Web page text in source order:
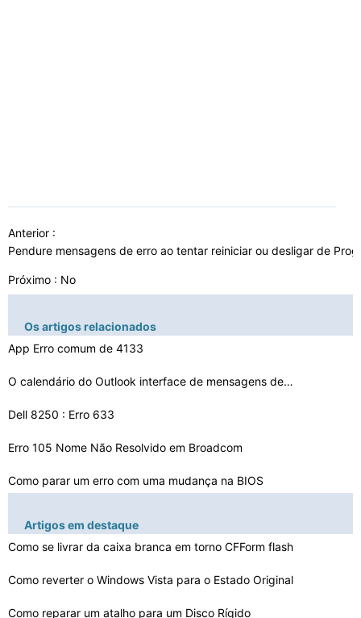
Anterior :
Pendure mensagens de erro ao tentar reiniciar ou desligar de
Próximo : No
Os artigos relacionados
App Erro comum de 4133
O calendário do Outlook interface de mensagens devolve…
Dell 8250 : Erro 633
Erro 105 Nome Não Resolvido em Broadcom
Como parar um erro com uma mudança na BIOS
Como corrigir o " erro de DNS Opa ' no Google
Como reparar um erro na página
Qual é o erro Serviço 49.2FCC no HP Printer 4700
Artigos em destaque
Como se livrar da caixa branca em torno CFForm flash
Como reverter o Windows Vista para o Estado Original
Como reparar um atalho para um Disco Rígido